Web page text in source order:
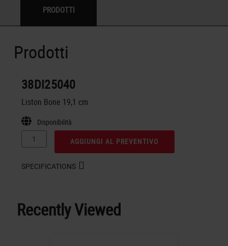
PRODOTTI
Prodotti
38DI25040
Liston Bone 19,1 cm
Disponibilità
AGGIUNGI AL PREVENTIVO
SPECIFICATIONS
Recently Viewed